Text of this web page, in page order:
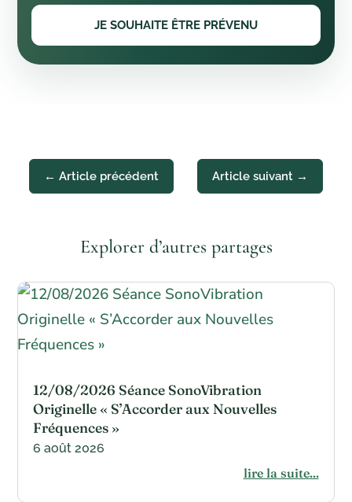
JE SOUHAITE ÊTRE PRÉVENU
←Article précédent Article suivant→
Explorer d’autres partages
12/08/2026 Séance SonoVibration
Originelle « S’Accorder aux Nouvelles
Fréquences »
6 août 2026
lire la suite...